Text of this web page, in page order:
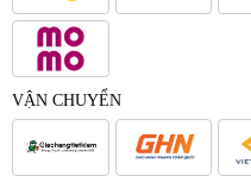
VẬN CHUYỂN